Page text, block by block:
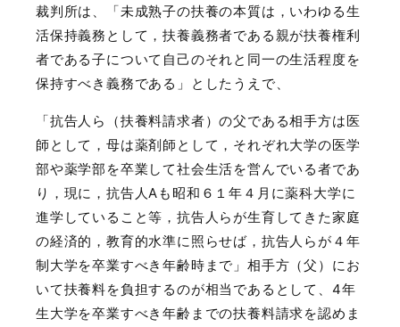
裁判所は、「未成熟子の扶養の本質は，いわゆる生
活保持義務として，扶養義務者である親が扶養権利
者である子について自己のそれと同一の生活程度を
保持すべき義務である」としたうえで、
「抗告人ら（扶養料請求者）の父である相手方は医
師として，母は薬剤師として，それぞれ大学の医学
部や薬学部を卒業して社会生活を営んでいる者であ
り，現に，抗告人 Aも昭和６１年４月に薬科大学に
進学していること等，抗告人らが生育してきた家庭
の経済的，教育的水準に照らせば，抗告人らが４年
制大学を卒業すべき年齢時まで」相手方（父）にお
いて扶養料を負担するのが相当であるとして、 4年
生大学を卒業すべき年齢までの扶養料請求を認めま